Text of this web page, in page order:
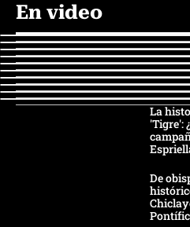
En video
La
'Tigre':
De